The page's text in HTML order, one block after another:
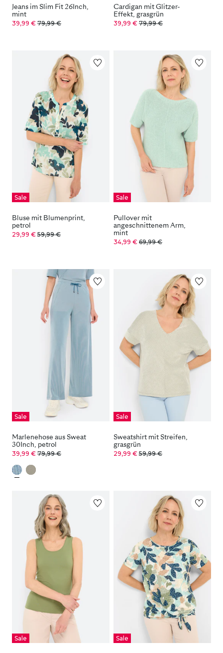
Jeans im Slim Fit 26Inch,
mint
39,99 € 79,99 €
Cardigan mit Glitzer-
Effekt, grasgrün
39,99 € 79,99 €
Sale
Bluse mit Blumenprint,
petrol
29,99 € 59,99 €
Sale
Pullover mit
angeschnittenem Arm,
mint
34,99 € 69,99 €
Sale
Marlenehose aus Sweat
30Inch, petrol
39,99 € 79,99 €
Sale
Sweatshirt mit Streifen,
grasgrün
29,99 € 59,99 €
Sale Sale